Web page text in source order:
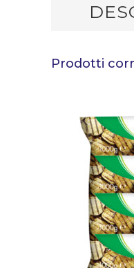
Prodotti